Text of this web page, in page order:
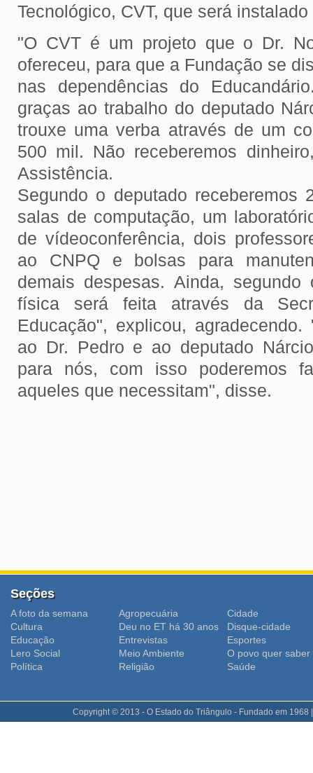
Tecnológico, CVT, que será
"O CVT é um projeto que o Dr.
ofereceu, para que a Fundação se
nas dependências do
graças ao trabalho do deputado
trouxe uma verba através de um
500 mil. Não receberemos
Assistência.
Segundo o deputado receberemos
salas de computação, um
de vídeoconferência, dois
ao CNPQ e bolsas para
demais despesas. Ainda,
física será feita através da
Educação", explicou,
ao Dr. Pedro e ao deputado
para nós, com isso poderemos
aqueles que necessitam", disse.
Seções
A foto da semana Agropecuária
Cidade
Cultura
Deu no ET há 30 anos
Disque-cidade
Educação
Entrevistas
Esportes
Lero Social
Meio Ambiente
O povo quer saber
Polí­tica
Religião Saúde
Copyright © 2013 - O Estado do Triângulo - Fundado em